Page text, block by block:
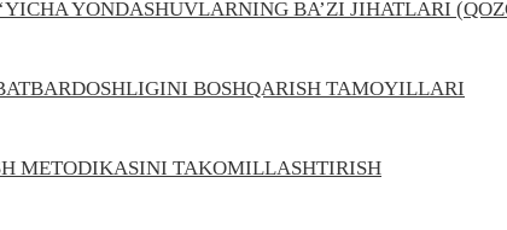
YONDASHUVLARNING BA’ZI JIHATLARI
BOSHQARISH TAMOYILLARI
METODIKASINI TAKOMILLASHTIRISH